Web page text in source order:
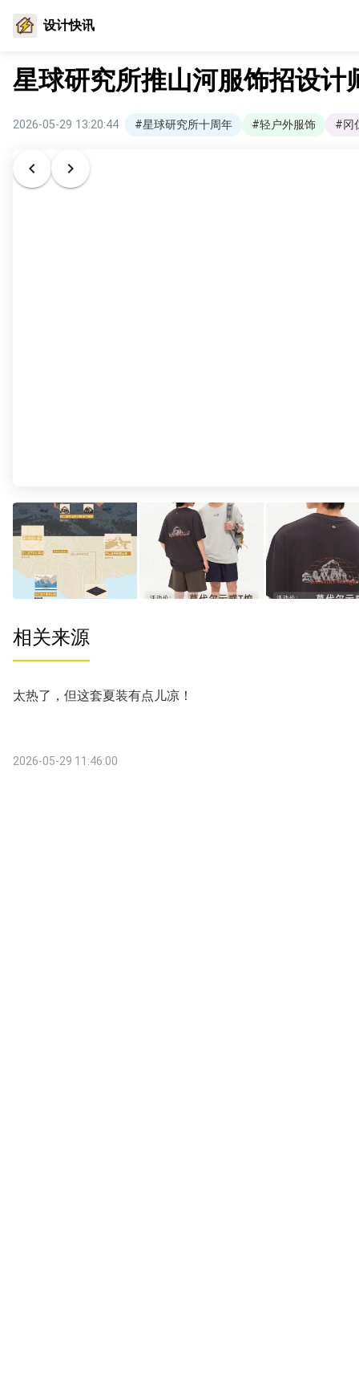
设计快讯
星球研究所推山河服饰招设计
2026-05-29 13:20:44 #星球研究所十周年 #轻户外服饰 #冈
相关来源
太热了，但这套夏装有点儿凉！
2026-05-29 11:46:00